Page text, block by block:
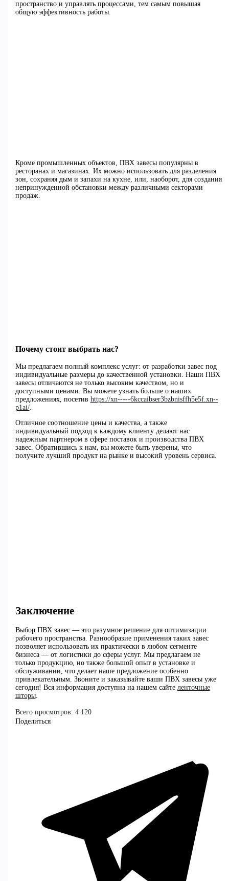
пространство и управлять процессами, тем самым повышая
общую эффективность работы.
Кроме промышленных объектов, ПВХ завесы популярны в
ресторанах и магазинах. Их можно использовать для разделения
зон, сохраняя дым и запахи на кухне, или, наоборот, для создания
непринужденной обстановки между различными секторами
продаж.
Почему стоит выбрать нас?
Мы предлагаем полный комплекс услуг: от разработки завес под
индивидуальные размеры до качественной установки. Наши ПВХ
завесы отличаются не только высоким качеством, но и
доступными ценами. Вы можете узнать больше о наших
предложениях, посетив https://xn-----6kccaibser3bzbnisffh5e5f.xn--
p1ai/.
Отличное соотношение цены и качества, а также
индивидуальный подход к каждому клиенту делают нас
надежным партнером в сфере поставок и производства ПВХ
завес. Обратившись к нам, вы можете быть уверены, что
получите лучший продукт на рынке и высокий уровень сервиса.
Заключение
Выбор ПВХ завес — это разумное решение для оптимизации
рабочего пространства. Разнообразие применения таких завес
позволяет использовать их практически в любом сегменте
бизнеса — от логистики до сферы услуг. Мы предлагаем не
только продукцию, но также большой опыт в установке и
обслуживании, что делает наше предложение особенно
привлекательным. Звоните и заказывайте ваши ПВХ завесы уже
сегодня! Вся информация доступна на нашем сайте ленточные
шторы.
Всего просмотров: 4 120
Поделиться